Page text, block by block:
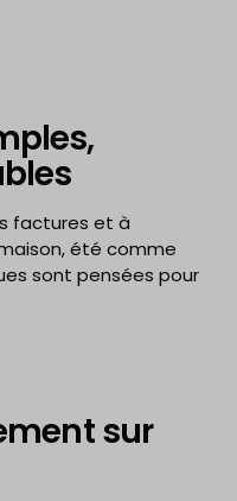
factures et à
, été comme
sont pensées pour
sur